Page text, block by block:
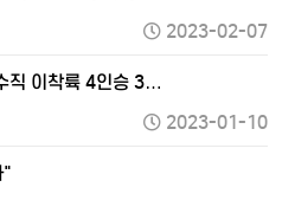
2023-02-07
직 이착륙 4인승 3…
2023-01-10
"